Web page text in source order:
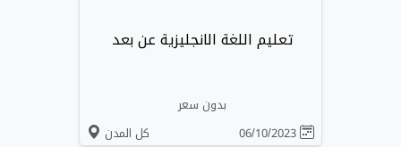
تعليم اللغة الانجليزية عن بعد
بدون سعر
كل المدن